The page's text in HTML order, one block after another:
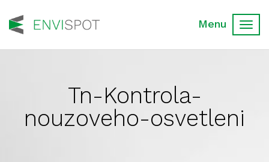
Tn-Kontrola-
nouzoveho-osvetleni